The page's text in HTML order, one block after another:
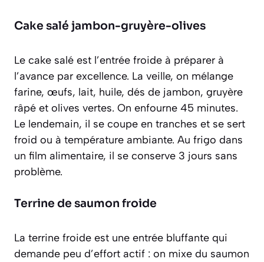
Cake salé jambon-gruyère-olives
Le cake salé est l’entrée froide à préparer à
l’avance par excellence. La veille, on mélange
farine, œufs, lait, huile, dés de jambon, gruyère
râpé et olives vertes. On enfourne 45 minutes.
Le lendemain, il se coupe en tranches et se sert
froid ou à température ambiante. Au frigo dans
un film alimentaire, il se conserve 3 jours sans
problème.
Terrine de saumon froide
La terrine froide est une entrée bluffante qui
demande peu d’effort actif : on mixe du saumon